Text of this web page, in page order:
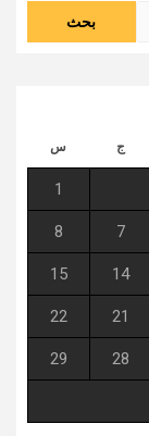
ج س
1
7
8
14
15
21
22
28
29